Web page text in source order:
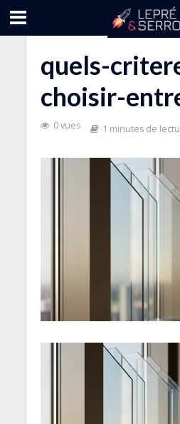
quels-
choisir-
0 vues 1 minutes de